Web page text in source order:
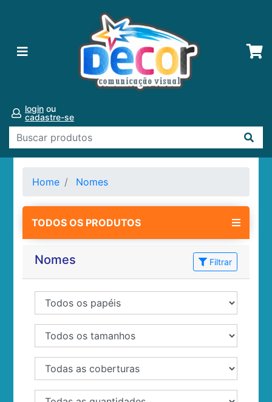
login ou
cadastre-se
Home Nomes
TODOS OS PRODUTOS
Nomes Filtrar